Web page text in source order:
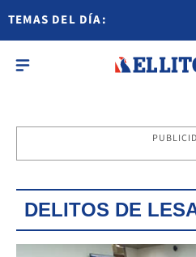
TEMAS DEL DÍA:
DELITOS DE